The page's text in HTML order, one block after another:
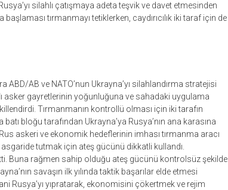
silahlı çatışmaya adeta teşvik ve davet etmesinden
başlaması tırmanmayı tetiklerken, caydırıcılık iki taraf için de
ABD/AB ve NATO’nun Ukrayna’yı silahlandırma stratejisi
asker gayretlerinin yoğunluğuna ve sahadaki uygulama
Tırmanmanın kontrollü olması için iki tarafın
bloğu tarafından Ukrayna’ya Rusya’nın ana karasına
askeri ve ekonomik hedeflerinin imhası tırmanma aracı
asgaride tutmak için ateş gücünü dikkatli kullandı.
Buna rağmen sahip olduğu ateş gücünü kontrolsüz şekilde
savaşın ilk yılında taktik başarılar elde etmesi
Rusya’yı yıpratarak, ekonomisini çökertmek ve rejim